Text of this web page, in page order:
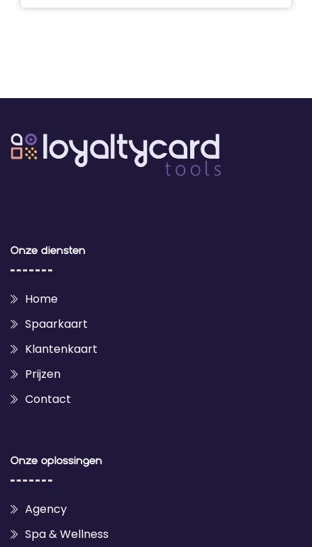
Onze diensten
Home
Spaarkaart
Klantenkaart
Prijzen
Contact
Onze oplossingen
Agency
Spa & Wellness